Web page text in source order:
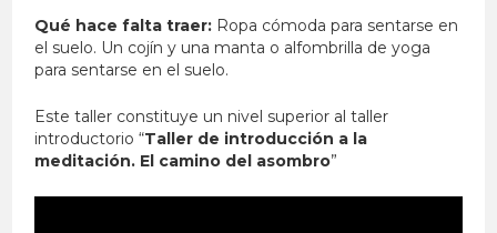
Qué hace falta traer: Ropa cómoda para sentarse en
el suelo. Un cojín y una manta o alfombrilla de yoga
para sentarse en el suelo.
Este taller constituye un nivel superior al taller
introductorio “Taller de introducción a la
meditación. El camino del asombro”